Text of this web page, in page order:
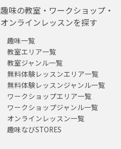
趣味の教室・ワークショップ・
オンラインレッスンを探す
趣味一覧
教室エリア一覧
教室ジャンル一覧
無料体験レッスンエリア一覧
無料体験レッスンジャンル一覧
ワークショップエリア一覧
ワークショップジャンル一覧
オンラインレッスン一覧
趣味なびSTORES